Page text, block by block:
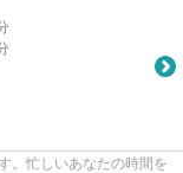
。忙しいあなたの時間を